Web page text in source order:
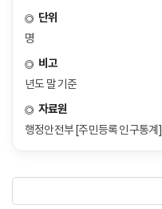
단위
명
비고
년도 말 기준
자료원
행정안전부 [주민등록 인구통계]